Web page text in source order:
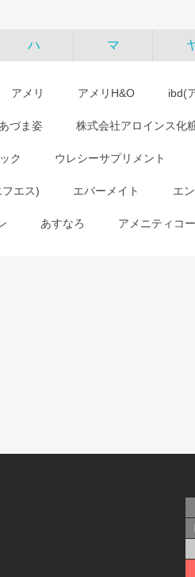
ハ マ
アメリ アメリH&O ibd(
あづま姿 株式会社アロインス化
ク ウレシーサプリメント
エス) エバーメイト エ
あすなろ アメニティコ